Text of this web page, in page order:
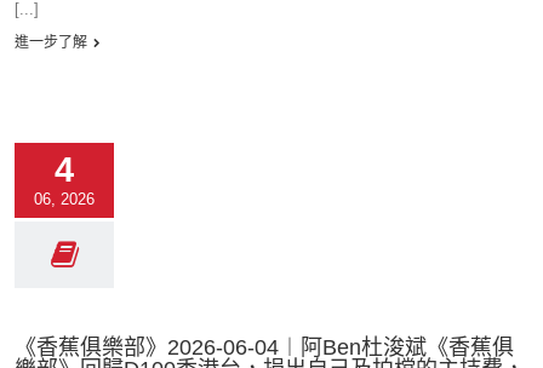
[...]
進一步了解
4
06, 2026
《香蕉俱樂部》2026-06-04︱阿Ben杜浚斌《香蕉俱